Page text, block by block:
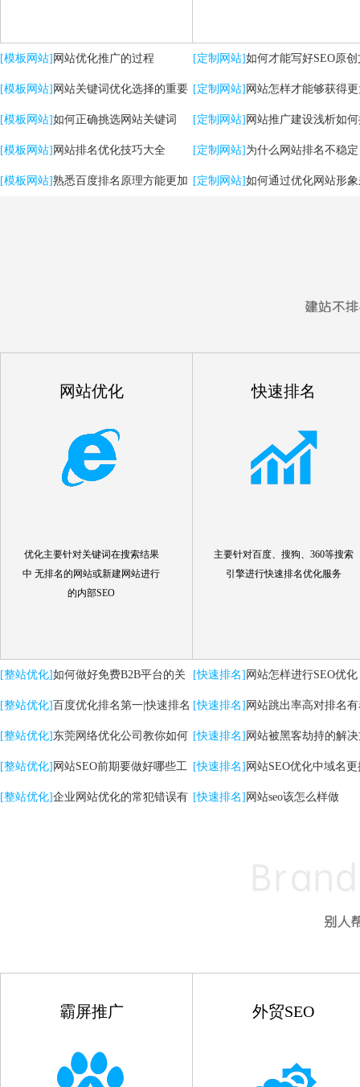
[模板网站] 网站优化推广的过程
[模板网站] 网站关键词优化选择的重要
性
[模板网站]如何正确挑选网站关键词
[模板网站] 网站排名优化技巧大全
[模板网站]熟悉百度排名原理方能更加
[定制网站]如何才能写好SEO原
[定制网站] 网站怎样才能够获得
流量？
[定制网站] 网站推广建设浅析如
用户体验
[定制网站] 为什么网站排名不稳
[定制网站]如何通过优化网站形
网站优化
优化主要针对关键词在搜索结果
中 无排名的网站或新建网站进行
的内部SEO
快速排名
主要针对百度、搜狗、360等搜索
引擎进行快速排名优化服务
[整站优化]如何做好免费B2B平台的关
键词优化推广
[整站优化]百度优化排名第一|快速排名
关键词|自然排名优化
[整站优化] 东莞网络优化公司教你如何
提升网站转化率
[整站优化] 网站SEO前期要做好哪些工
作
[整站优化]企业网站优化的常犯错误有
[快速排名] 网站怎样进行SEO优化
[快速排名] 网站跳出率高对排名
高的影响
[快速排名] 网站被黑客劫持的解
[快速排名] 网站SEO优化中域名
点
[快速排名] 网站seo该怎么样做
霸屏推广 外贸SEO